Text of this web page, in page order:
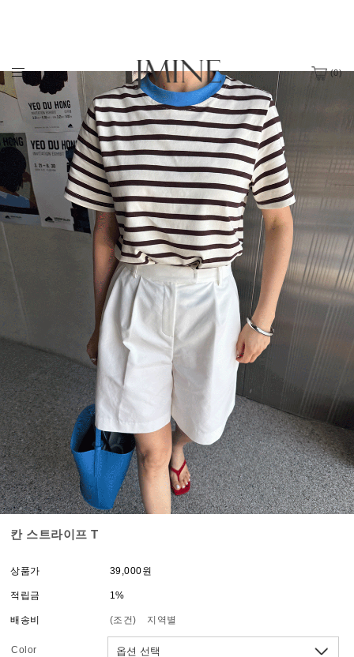
(0)
칸 스트라이프 T
상품가 39,000원
적립금 1%
배송비 (조건) 지역별
Color